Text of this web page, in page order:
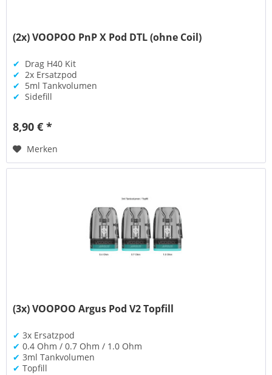
(2x) VOOPOO PnP X Pod DTL (ohne Coil)
✔ Drag H40 Kit
✔ 2x Ersatzpod
✔ 5ml Tankvolumen
✔ Sidefill
8,90 € *
Merken
(3x) VOOPOO Argus Pod V2 Topfill
✔ 3x Ersatzpod
✔ 0.4 Ohm / 0.7 Ohm / 1.0 Ohm
✔ 3ml Tankvolumen
✔ Topfill